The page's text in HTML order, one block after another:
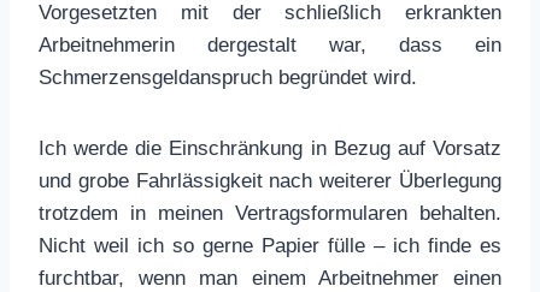
Vorgesetzten mit der schließlich erkrankten
Arbeitnehmerin dergestalt war, dass ein
Schmerzensgeldanspruch begründet wird.
Ich werde die Einschränkung in Bezug auf Vorsatz
und grobe Fahrlässigkeit nach weiterer Überlegung
trotzdem in meinen Vertragsformularen behalten.
Nicht weil ich so gerne Papier fülle – ich finde es
furchtbar, wenn man einem Arbeitnehmer einen